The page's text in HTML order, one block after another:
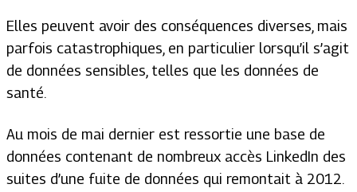
Elles peuvent avoir des conséquences diverses, mais
parfois catastrophiques, en particulier lorsqu’il s’agit
de données sensibles, telles que les données de
santé.
Au mois de mai dernier est ressortie une base de
données contenant de nombreux accès LinkedIn des
suites d’une fuite de données qui remontait à 2012.